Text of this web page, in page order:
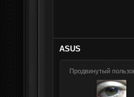
ASUS
Продвинутый